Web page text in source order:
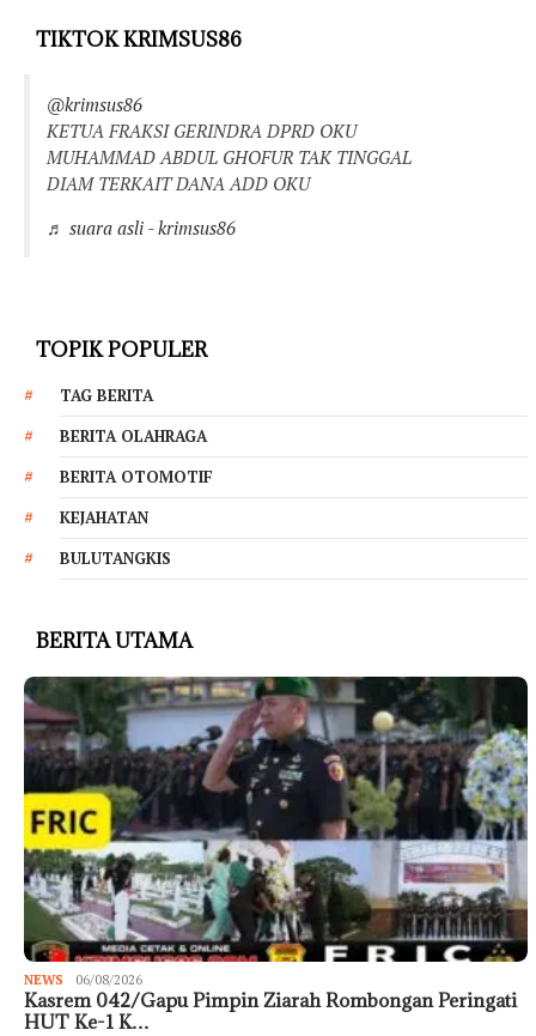
TIKTOK KRIMSUS86
@krimsus86
KETUA FRAKSI GERINDRA DPRD OKU
MUHAMMAD ABDUL GHOFUR TAK TINGGAL
DIAM TERKAIT DANA ADD OKU
♬ suara asli - krimsus86
TOPIK POPULER
TAG BERITA
BERITA OLAHRAGA
BERITA OTOMOTIF
KEJAHATAN
BULUTANGKIS
BERITA UTAMA
NEWS 06/08/2026
Kasrem 042/Gapu Pimpin Ziarah Rombongan Peringati
HUT Ke-1 K…